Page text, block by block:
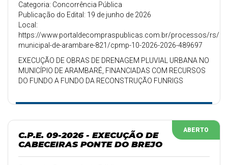
Categoria: Concorrência Pública
Publicação do Edital: 19 de junho de 2026
Local:
https://www.portaldecompraspublicas.com.br/processos/rs/
municipal-de-arambare-821/cpmp-10-2026-2026-489697
EXECUÇÃO DE OBRAS DE DRENAGEM PLUVIAL URBANA NO
MUNICÍPIO DE ARAMBARÉ, FINANCIADAS COM RECURSOS
DO FUNDO A FUNDO DA RECONSTRUÇÃO FUNRIGS
ABERTO
C.P.E. 09-2026 - EXECUÇÃO DE
CABECEIRAS PONTE DO BREJO